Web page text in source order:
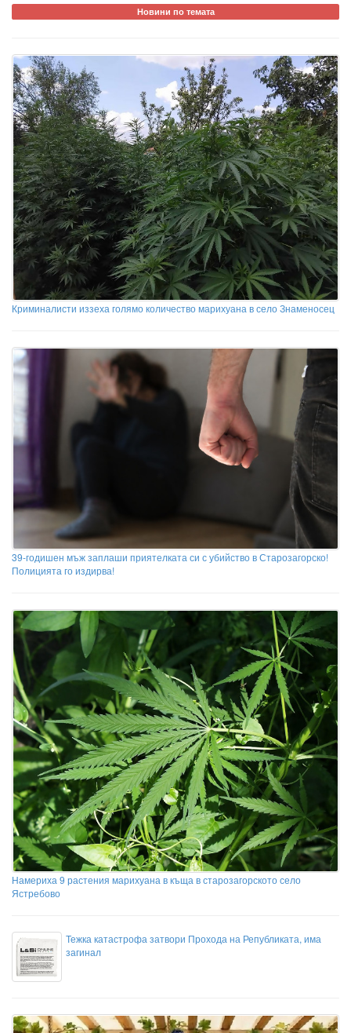
Новини по темата
Криминалисти иззеха голямо количество марихуана в село Знаменосец
39-годишен мъж заплаши приятелката си с убийство в Старозагорско!
Полицията го издирва!
Намериха 9 растения марихуана в къща в старозагорското село
Ястребово
Тежка катастрофа затвори Прохода на Републиката, има
загинал